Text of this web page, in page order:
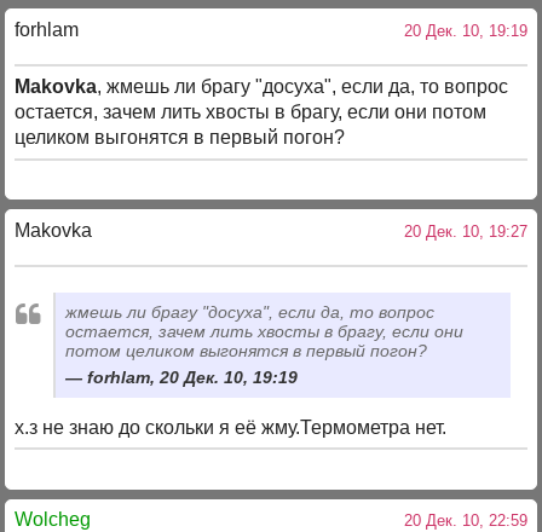
forhlam 20 Дек. 10, 19:19
Makovka, жмешь ли брагу "досуха", если да, то вопрос
остается, зачем лить хвосты в брагу, если они потом
целиком выгонятся в первый погон?
Makovka 20 Дек. 10, 19:27
жмешь ли брагу "досуха", если да, то вопрос
остается, зачем лить хвосты в брагу, если они
потом целиком выгонятся в первый погон?
forhlam, 20 Дек. 10, 19:19
х.з не знаю до скольки я её жму.Термометра нет.
Wolcheg 20 Дек. 10, 22:59